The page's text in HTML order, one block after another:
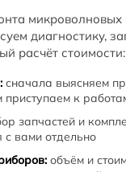
микроволновых
диагностику,
расчёт стоимости:
сначала выясняем
приступаем к
запчастей и
с вами отдельно
объём и